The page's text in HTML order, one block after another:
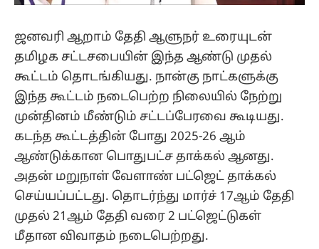
ஜனவரி ஆறாம் தேதி ஆளுநர் உரையுடன்
தமிழக சட்டசபையின் இந்த ஆண்டு முதல்
கூட்டம் தொடங்கியது. நான்கு நாட்களுக்கு
இந்த கூட்டம் நடைபெற்ற நிலையில் நேற்று
முன்தினம் மீண்டும் சட்டப்பேரவை கூடியது.
கடந்த கூட்டத்தின் போது 2025-26 ஆம்
ஆண்டுக்கான பொதுபட்ச தாக்கல் ஆனது.
அதன் மறுநாள் வேளாண் பட்ஜெட் தாக்கல்
செய்யப்பட்டது. தொடர்ந்து மார்ச் 17ஆம் தேதி
முதல் 21ஆம் தேதி வரை 2 பட்ஜெட்டுகள்
மீதான விவாதம் நடைபெற்றது.